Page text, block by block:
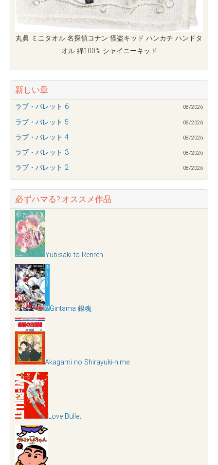
丸眞 ミニタオル 名探偵コナン 怪盗キッド ハンカチ ハンドタ
オル 綿100% シャイニーキッド
新しい章
ラブ・バレット 6 08/2026
ラブ・バレット 5 08/2026
ラブ・バレット 4 08/2026
ラブ・バレット 3 08/2026
ラブ・バレット 2 08/2026
必ずハマる?!オススメ作品
Yubisaki to Renren
Gintama 銀魂
Akagami no Shirayuki-hime
Love Bullet